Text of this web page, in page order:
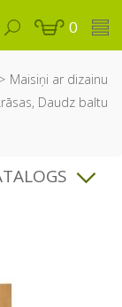
0
Maisiņi ar dizainu
Daudz baltu